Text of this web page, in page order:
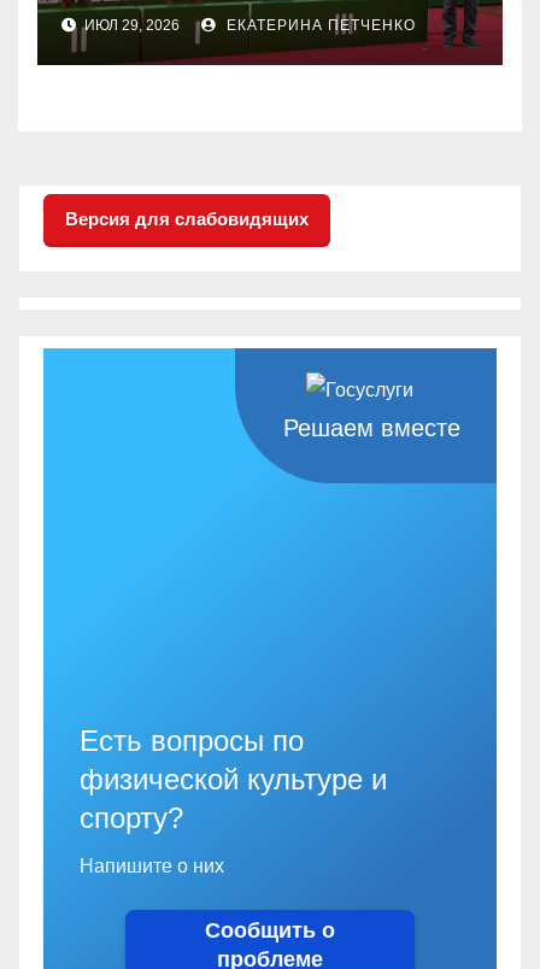
соревнованиях
настольного тенниса ПОДА
ИЮЛ 29, 2026 ЕКАТЕРИНА ПЕТЧЕНКО
Версия для слабовидящих
Решаем вместе
Есть вопросы по
физической культуре и
спорту?
Напишите о них
Сообщить о
проблеме